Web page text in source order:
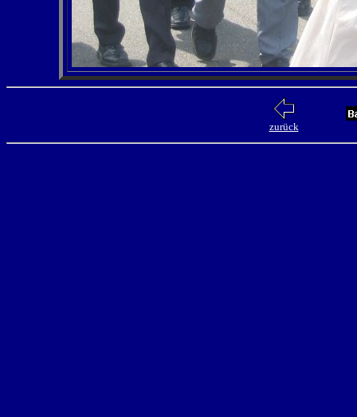
zurück